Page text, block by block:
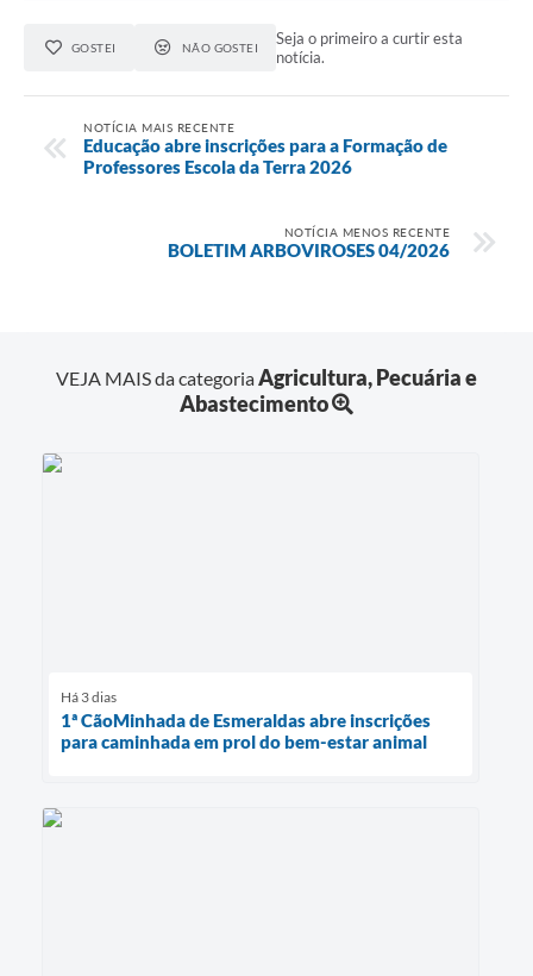
GOSTEI NÃO GOSTEI
Seja o primeiro a curtir esta
notícia.
NOTÍCIA MAIS RECENTE
Educação abre inscrições para a Formação de
Professores Escola da Terra 2026
NOTÍCIA MENOS RECENTE
BOLETIM ARBOVIROSES 04/2026
VEJA MAIS da categoriaAgricultura, Pecuária e
Abastecimento
Há 3 dias
1ª CãoMinhada de Esmeraldas abre inscrições
para caminhada em prol do bem-estar animal